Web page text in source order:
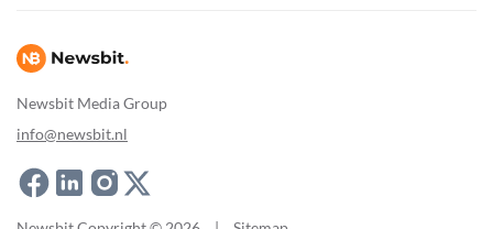
Newsbit Media Group
info@newsbit.nl